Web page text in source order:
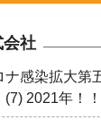
会社
ナ感染拡大第
(7) 2021年！